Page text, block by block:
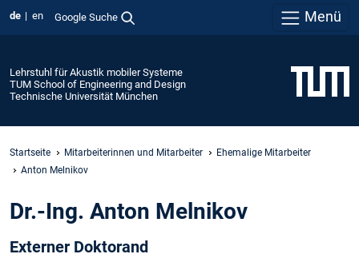
de en Google Suche Menü
Lehrstuhl für Akustik mobiler Systeme
TUM School of Engineering and Design
Technische Universität München
Startseite Mitarbeiterinnen und Mitarbeiter
Ehemalige Mitarbeiter
Anton Melnikov
Dr.-Ing. Anton Melnikov
Externer Doktorand